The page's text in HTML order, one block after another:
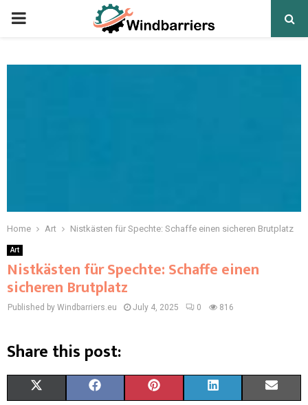
PRIMARY
Home Art Nistkästen für Spechte: Schaffe einen sicheren Brutplatz
Art
Nistkästen für Spechte: Schaffe einen
sicheren Brutplatz
Published by Windbarriers.eu July 4, 2025 0 816
Share this post: